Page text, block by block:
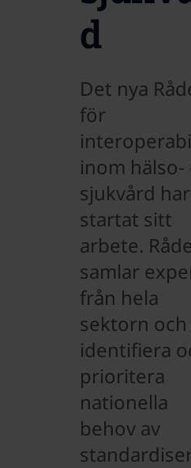
d
Det nya
för
inom hälso-
sjukvård har
startat sitt
arbete.
samlar
från hela
sektorn och
identifiera
prioritera
nationella
behov av